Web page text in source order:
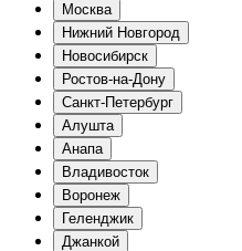
Москва
Нижний Новгород
Новосибирск
Ростов-на-Дону
Санкт-Петербург
Алушта
Анапа
Владивосток
Воронеж
Геленджик
Джанкой